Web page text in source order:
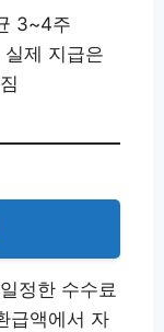
3~4주
제 지급은
정한 수수료
급액에서 자